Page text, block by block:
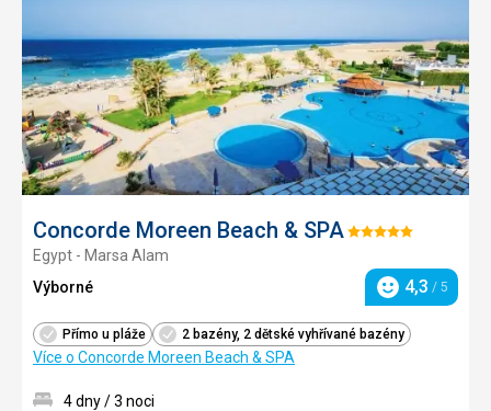
Concorde Moreen Beach & SPAHodnocení:
Egypt - Marsa Alam
Výborné
Hodnocení
4,3 / 5
Přímo u pláže 2 bazény, 2 dětské vyhřívané bazény
Více o Concorde Moreen Beach & SPA
4 dny / 3 noci